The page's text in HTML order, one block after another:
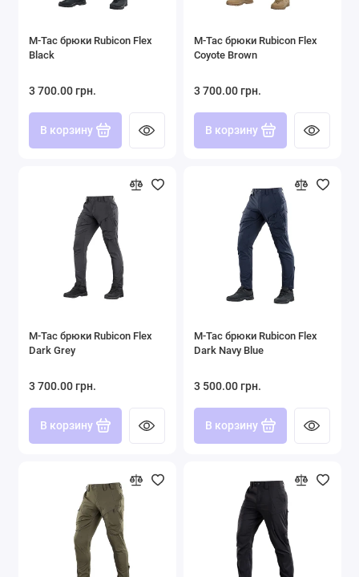
Футболки Поло
Шорты
Показать все
M-Tac брюки Rubicon Flex
Black
3 700.00 грн.
В корзину
M-Tac брюки Rubicon Flex
Coyote Brown
3 700.00 грн.
В корзину
M-Tac брюки Rubicon Flex
Dark Grey
3 700.00 грн.
В корзину
M-Tac брюки Rubicon Flex
Dark Navy Blue
3 500.00 грн.
В корзину